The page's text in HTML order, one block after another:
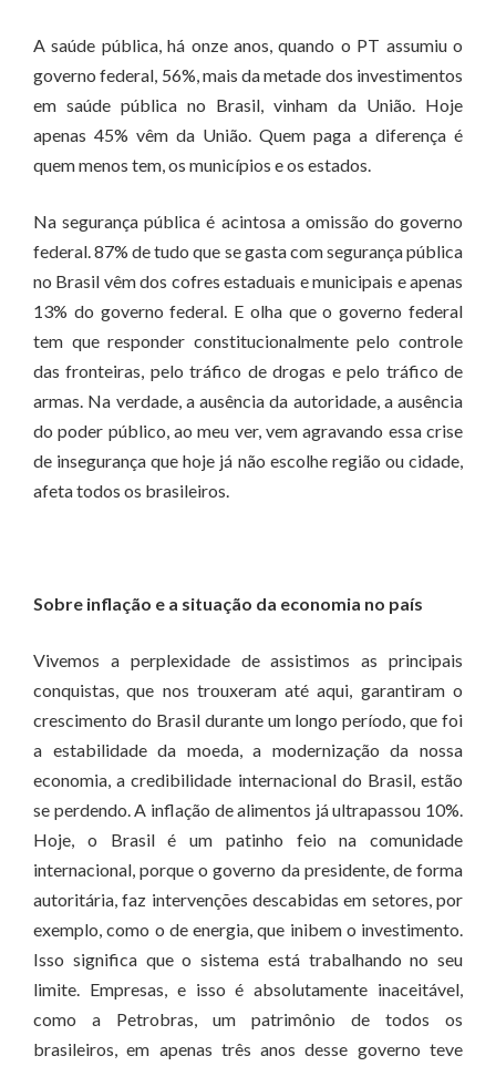
A saúde pública, há onze anos, quando o PT assumiu o
governo federal, 56%, mais da metade dos investimentos
em saúde pública no Brasil, vinham da União. Hoje
apenas 45% vêm da União. Quem paga a diferença é
quem menos tem, os municípios e os estados.
Na segurança pública é acintosa a omissão do governo
federal. 87% de tudo que se gasta com segurança pública
no Brasil vêm dos cofres estaduais e municipais e apenas
13% do governo federal. E olha que o governo federal
tem que responder constitucionalmente pelo controle
das fronteiras, pelo tráfico de drogas e pelo tráfico de
armas. Na verdade, a ausência da autoridade, a ausência
do poder público, ao meu ver, vem agravando essa crise
de insegurança que hoje já não escolhe região ou cidade,
afeta todos os brasileiros.
Sobre inflação e a situação da economia no país
Vivemos a perplexidade de assistimos as principais
conquistas, que nos trouxeram até aqui, garantiram o
crescimento do Brasil durante um longo período, que foi
a estabilidade da moeda, a modernização da nossa
economia, a credibilidade internacional do Brasil, estão
se perdendo. A inflação de alimentos já ultrapassou 10%.
Hoje, o Brasil é um patinho feio na comunidade
internacional, porque o governo da presidente, de forma
autoritária, faz intervenções descabidas em setores, por
exemplo, como o de energia, que inibem o investimento.
Isso significa que o sistema está trabalhando no seu
limite. Empresas, e isso é absolutamente inaceitável,
como a Petrobras, um patrimônio de todos os
brasileiros, em apenas três anos desse governo teve